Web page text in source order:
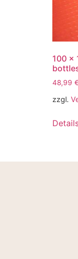
100 x
48,99 €
zzgl.